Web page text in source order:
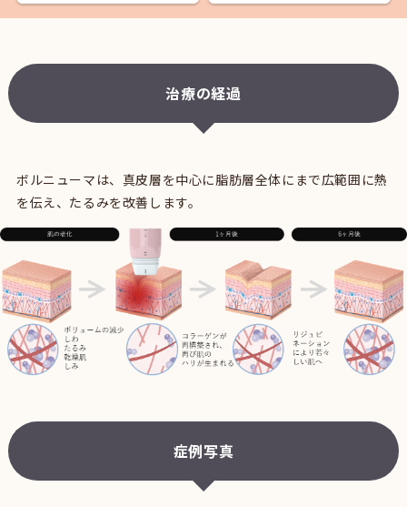
治療の経過
ボルニューマは、真皮層を中心に脂肪層全体にまで広範囲に熱
を伝え、たるみを改善します。
症例写真